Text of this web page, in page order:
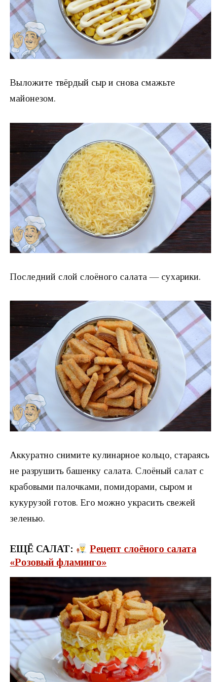
Выложите твёрдый сыр и снова смажьте
майонезом.
Последний слой слоёного салата — сухарики.
Аккуратно снимите кулинарное кольцо, стараясь
не разрушить башенку салата. Слоёный салат с
крабовыми палочками, помидорами, сыром и
кукурузой готов. Его можно украсить свежей
зеленью.
ЕЩЁ САЛАТ:
Рецепт слоёного салата
«Розовый фламинго»